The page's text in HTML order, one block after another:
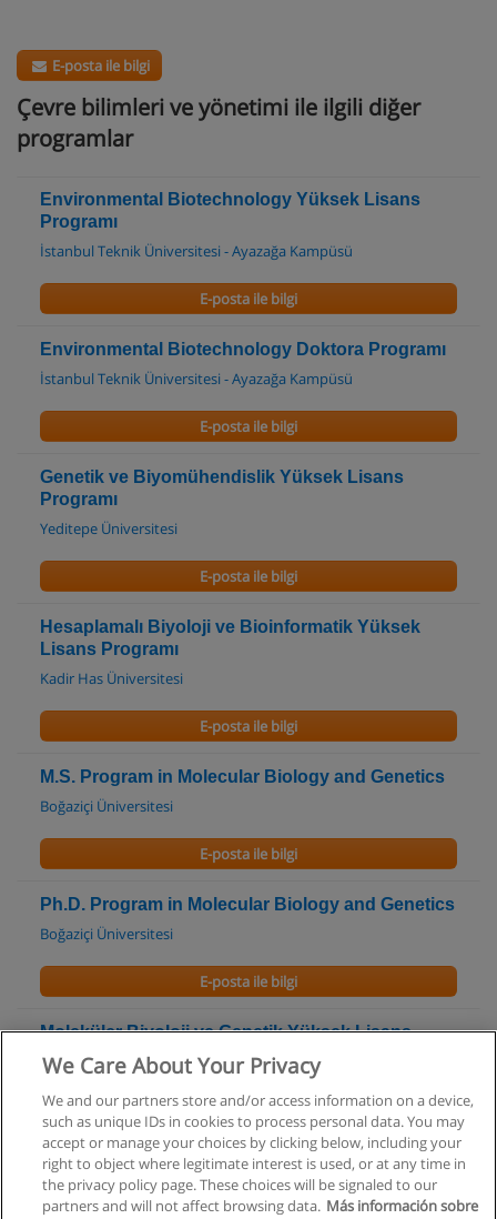
E-posta ile bilgi
Çevre bilimleri ve yönetimi ile ilgili diğer
programlar
Environmental Biotechnology Yüksek Lisans
Programı
İstanbul Teknik Üniversitesi - Ayazağa Kampüsü
E-posta ile bilgi
Environmental Biotechnology Doktora Programı
İstanbul Teknik Üniversitesi - Ayazağa Kampüsü
E-posta ile bilgi
Genetik ve Biyomühendislik Yüksek Lisans
Programı
Yeditepe Üniversitesi
E-posta ile bilgi
Hesaplamalı Biyoloji ve Bioinformatik Yüksek
Lisans Programı
Kadir Has Üniversitesi
E-posta ile bilgi
M.S. Program in Molecular Biology and Genetics
Boğaziçi Üniversitesi
E-posta ile bilgi
Ph.D. Program in Molecular Biology and Genetics
Boğaziçi Üniversitesi
E-posta ile bilgi
Moleküler Biyoloji ve Genetik Yüksek Lisans
Programı
İstanbul Üniversitesi - Beyazıt ve Vezneciler Kampüsü
E-posta ile bilgi
We Care About Your Privacy
We and our partners store and/or access information on a device,
such as unique IDs in cookies to process personal data. You may
accept or manage your choices by clicking below, including your
right to object where legitimate interest is used, or at any time in
the privacy policy page. These choices will be signaled to our
partners and will not affect browsing data. Más información sobre